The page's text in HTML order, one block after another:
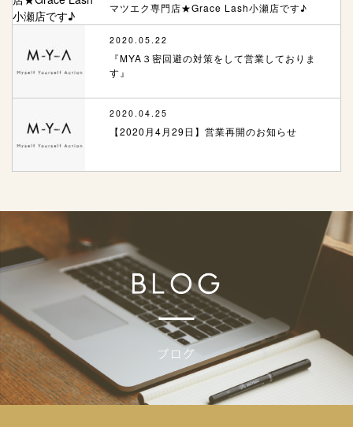
マツエク専門店★Grace Lash小瀬店です♪
2020.05.22
『MYA３密回避の対策をして営業しておりま
す』
2020.04.25
【2020月4月29日】営業再開のお知らせ